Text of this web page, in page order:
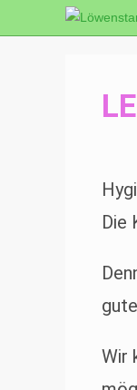
Die
Wir